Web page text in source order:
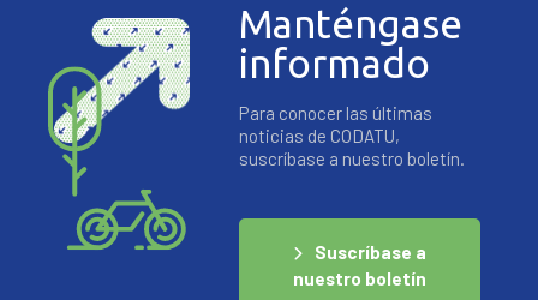
Manténgase
informado
Para conocer las últimas
noticias de CODATU,
suscríbase a nuestro boletín.
Suscríbase a
nuestro boletín